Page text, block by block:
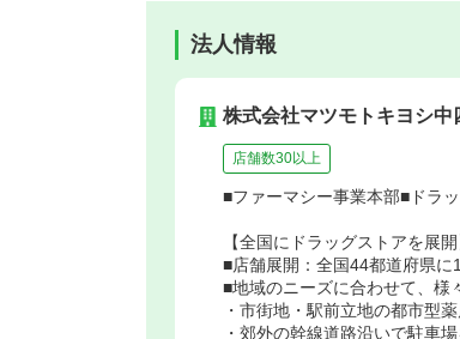
法人情報
株式会社マツモトキヨシ中
店舗数30以上
■ファーマシー事業本部■ドラ
【全国にドラッグストアを展開
■店舗展開：全国44都道府県
■地域のニーズに合わせて、様
・市街地・駅前立地の都市型
・郊外の幹線道路沿いで駐車